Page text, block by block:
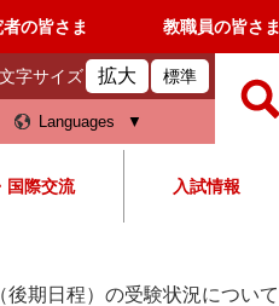
の皆さま 教職員の皆さま
文字サイズ 拡大 標準
Languages
国際交流 入試情報
期日程）の受験状況について